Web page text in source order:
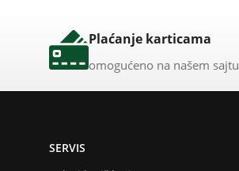
Plaćanje karticama
omogućeno na našem sajtu
SERVIS